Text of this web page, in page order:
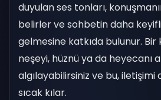
duyulan ses tonları,
belirler ve sohbetin daha
gelmesine katkıda bulunur. Bir
neşeyi, hüznü ya da heyecanı
algılayabilirsiniz ve bu, iletişimi
sıcak kılar.